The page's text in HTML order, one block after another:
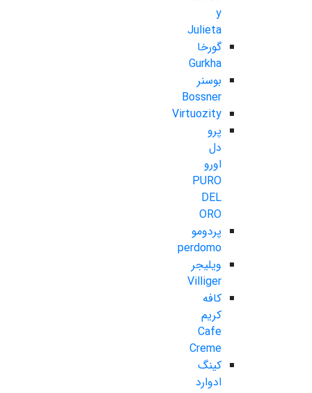
y
Julieta
گورخا
Gurkha
بوسنر
Bossner
Virtuozity
پرو
دل
اورو
PURO
DEL
ORO
پردومو
perdomo
ویلیجر
Villiger
کافه
کریم
Cafe
Creme
کینگ
ادوارد